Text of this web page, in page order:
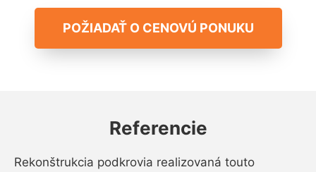
POŽIADAŤ O CENOVÚ PONUKU
Referencie
Rekonštrukcia podkrovia realizovaná touto